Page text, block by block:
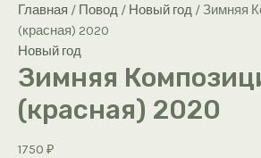
Главная / Повод / Новый год / Зимняя
(красная) 2020
Новый год
Зимняя
(красная) 2020
1750 ₽